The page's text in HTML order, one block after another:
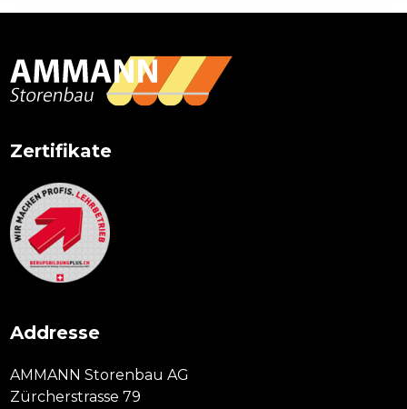
Zertifikate
Addresse
AMMANN Storenbau AG
Zürcherstrasse 79